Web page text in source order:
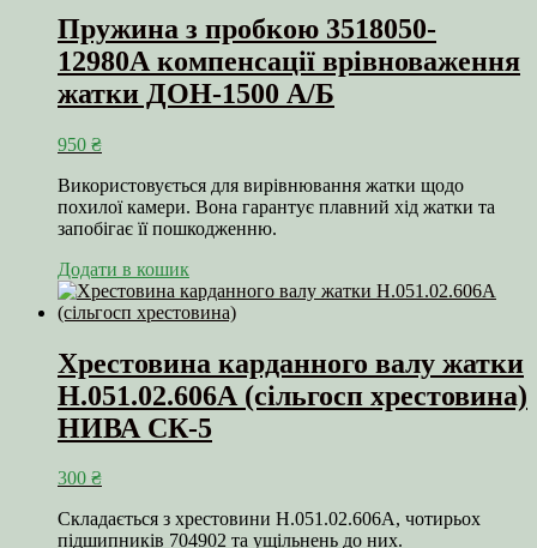
Пружина з пробкою 3518050-
12980А компенсації врівноваження
жатки ДОН-1500 А/Б
950 ₴
Використовується для вирівнювання жатки щодо
похилої камери. Вона гарантує плавний хід жатки та
запобігає її пошкодженню.
Додати в кошик
Хрестовина карданного валу жатки
Н.051.02.606А (сільгосп хрестовина)
НИВА СК-5
300 ₴
Складається з хрестовини Н.051.02.606А, чотирьох
підшипників 704902 та ущільнень до них.